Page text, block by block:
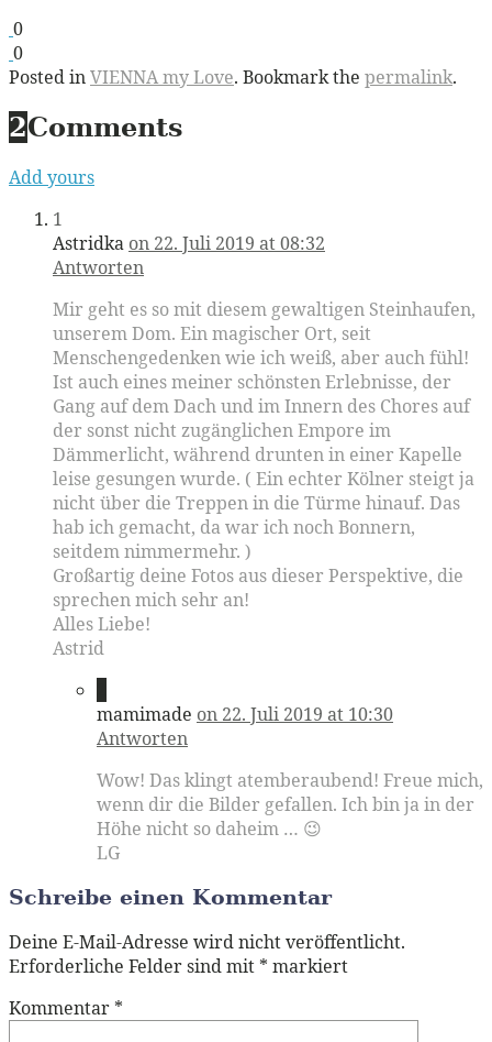
0
0
Posted inVIENNA my Love. Bookmark the permalink.
2Comments
Add yours
1
Astridka on 22. Juli 2019 at 08:32
Antworten
Mir geht es so mit diesem gewaltigen Steinhaufen,
unserem Dom. Ein magischer Ort, seit
Menschengedenken wie ich weiß, aber auch fühl!
Ist auch eines meiner schönsten Erlebnisse, der
Gang auf dem Dach und im Innern des Chores auf
der sonst nicht zugänglichen Empore im
Dämmerlicht, während drunten in einer Kapelle
leise gesungen wurde. ( Ein echter Kölner steigt ja
nicht über die Treppen in die Türme hinauf. Das
hab ich gemacht, da war ich noch Bonnern,
seitdem nimmermehr. )
Großartig deine Fotos aus dieser Perspektive, die
sprechen mich sehr an!
Alles Liebe!
Astrid
mamimade on 22. Juli 2019 at 10:30
Antworten
Wow! Das klingt atemberaubend! Freue mich,
wenn dir die Bilder gefallen. Ich bin ja in der
Höhe nicht so daheim … 😉
LG
Schreibe einen Kommentar
Deine E-Mail-Adresse wird nicht veröffentlicht.
Erforderliche Felder sind mit * markiert
Kommentar *